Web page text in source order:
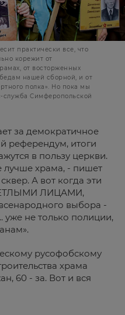
практически все, что
корежит от
от восторженных
нашей сборной, и от
полка». Но пока мы
Симферопольской
за демократичное
референдум, итоги
в пользу церкви.
лучше храма, - пишет
А вот когда эти
ЛИЦАМИ,
выбора -
уже не только полиции,
русофобскому
храма
60 - за. Вот и вся